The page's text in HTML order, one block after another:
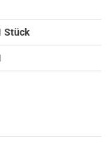
Stück